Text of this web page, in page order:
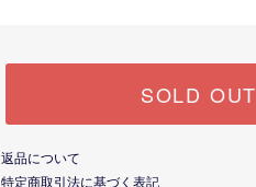
SOLD OUT
返品について
特定商取引法に基づく表記